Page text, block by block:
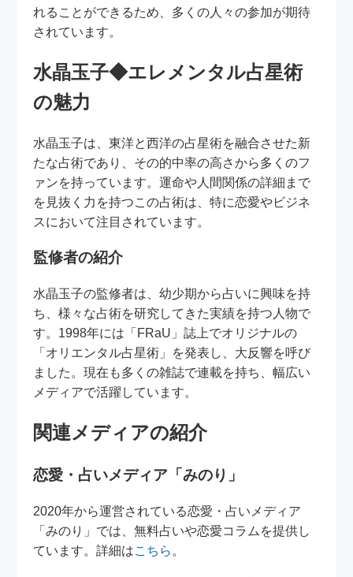
れることができるため、多くの人々の参加が期待
されています。
水晶玉子◆エレメンタル占星術
の魅力
水晶玉子は、東洋と西洋の占星術を融合させた新
たな占術であり、その的中率の高さから多くのフ
ァンを持っています。運命や人間関係の詳細まで
を見抜く力を持つこの占術は、特に恋愛やビジネ
スにおいて注目されています。
監修者の紹介
水晶玉子の監修者は、幼少期から占いに興味を持
ち、様々な占術を研究してきた実績を持つ人物で
す。1998年には「FRaU」誌上でオリジナルの
「オリエンタル占星術」を発表し、大反響を呼び
ました。現在も多くの雑誌で連載を持ち、幅広い
メディアで活躍しています。
関連メディアの紹介
恋愛・占いメディア「みのり」
2020年から運営されている恋愛・占いメディア
「みのり」では、無料占いや恋愛コラムを提供し
ています。詳細はこちら 。